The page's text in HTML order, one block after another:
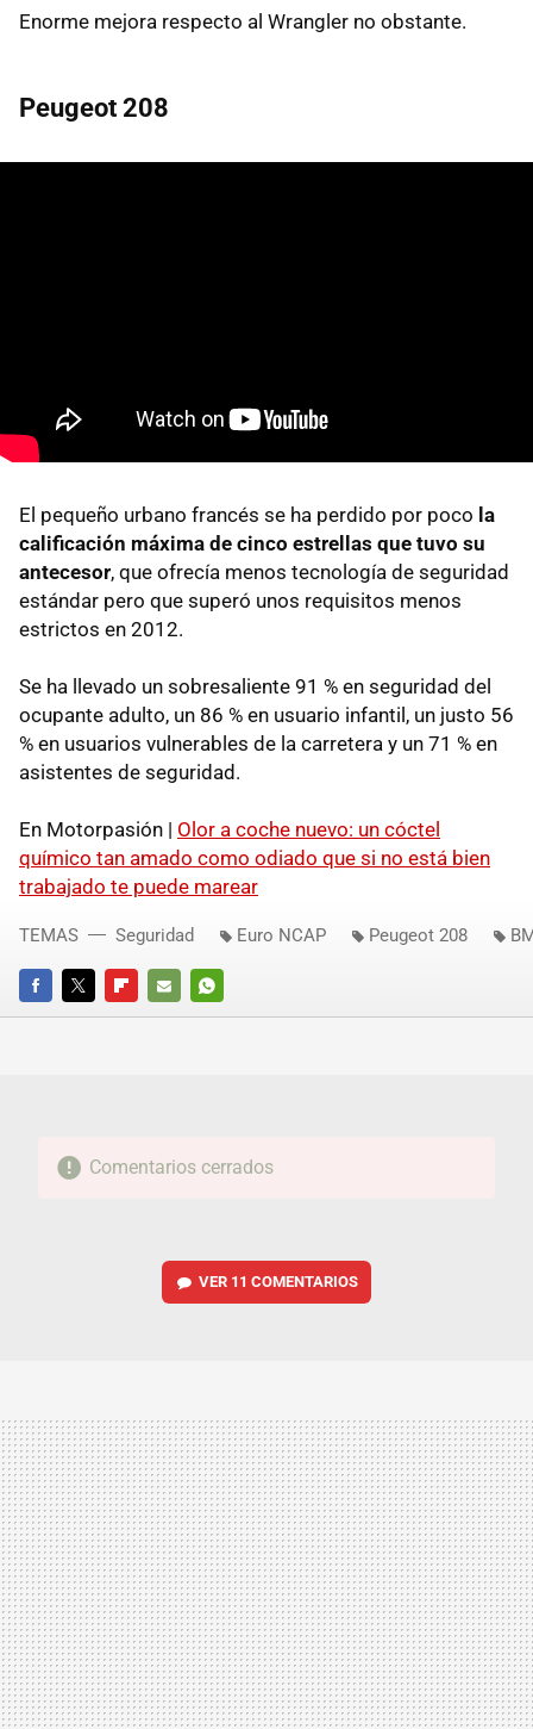
Enorme mejora respecto al Wrangler no obstante.
Peugeot 208
El pequeño urbano francés se ha perdido por poco la
calificación máxima de cinco estrellas que tuvo su
antecesor, que ofrecía menos tecnología de seguridad
estándar pero que superó unos requisitos menos
estrictos en 2012.
Se ha llevado un sobresaliente 91 % en seguridad del
ocupante adulto, un 86 % en usuario infantil, un justo 56
% en usuarios vulnerables de la carretera y un 71 % en
asistentes de seguridad.
En Motorpasión | Olor a coche nuevo: un cóctel
químico tan amado como odiado que si no está bien
trabajado te puede marear
FACEBOOKTWITTERFLIPBOARD
E-
WHATSAPP
TEMAS Seguridad Euro NCAP Peugeot 208
Comentarios cerrados
VER 11 COMENTARIOS